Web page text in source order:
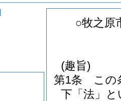
○牧之原
(趣旨)
第1条
この
下「法」と